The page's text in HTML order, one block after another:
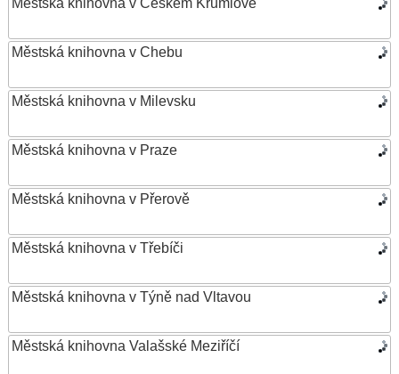
Městská knihovna v Českém Krumlově
Městská knihovna v Chebu
Městská knihovna v Milevsku
Městská knihovna v Praze
Městská knihovna v Přerově
Městská knihovna v Třebíči
Městská knihovna v Týně nad Vltavou
Městská knihovna Valašské Meziříčí